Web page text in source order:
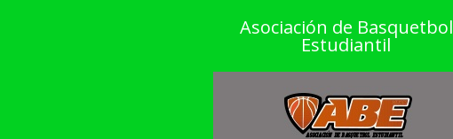
Asociación de Basquetbol
Estudiantil